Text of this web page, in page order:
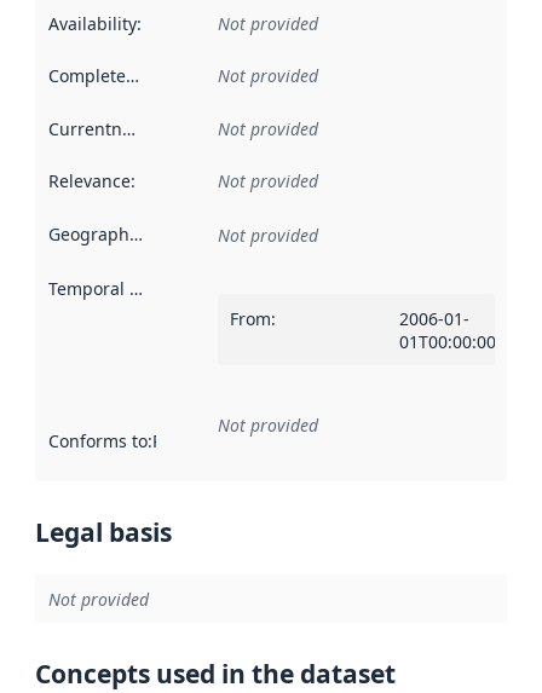
Availability: Not provided
Completeness Not provided
Currentness Not provided
Relevance: Not provided
Geographical scope Not provided
Temporal scope
From:
2006-01-
01T00:00:00Z
Conforms to:Reference to an implementation rule or other
Not provided
Legal basis
Not provided
Concepts used in the dataset